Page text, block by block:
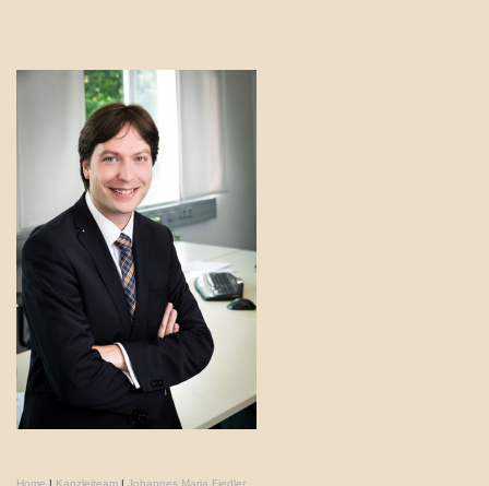
Home | Kanzleiteam | Johannes Maria Fiedler